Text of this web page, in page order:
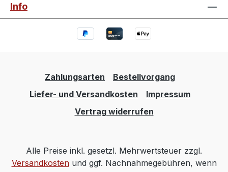
Info
Zahlungsarten
Bestellvorgang
Liefer- und Versandkosten
Impressum
Vertrag widerrufen
Alle Preise inkl. gesetzl. Mehrwertsteuer zzgl.
Versandkostenund ggf. Nachnahmegebühren, wenn